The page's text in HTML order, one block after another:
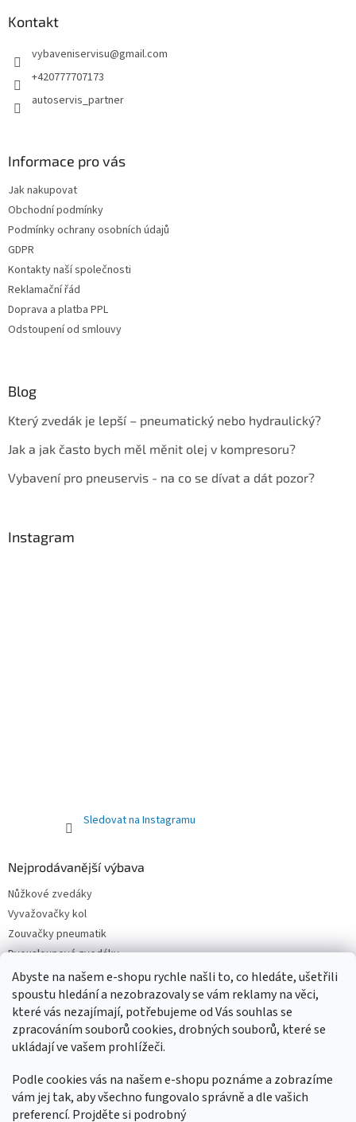
Abyste na našem e-shopu rychle našli to, co hledáte, ušetřili
spoustu hledání a nezobrazovaly se vám reklamy na věci,
které vás nezajímají, potřebujeme od Vás souhlas se
zpracováním souborů cookies, drobných souborů, které se
ukládají ve vašem prohlížeči.
Podle cookies vás na našem e-shopu poznáme a zobrazíme
vám jej tak, aby všechno fungovalo správně a dle vašich
preferencí. Projděte si podrobný
Kontakt
vybaveniservisu@gmail.com
+420777707173
autoservis_partner
Informace pro vás
Jak nakupovat
Obchodní podmínky
Podmínky ochrany osobních údajů
GDPR
Kontakty naší společnosti
Reklamační řád
Doprava a platba PPL
Odstoupení od smlouvy
Blog
Který zvedák je lepší – pneumatický nebo hydraulický?
Jak a jak často bych měl měnit olej v kompresoru?
Vybavení pro pneuservis - na co se dívat a dát pozor?
Instagram
Sledovat na Instagramu
Nejprodávanější výbava
Nůžkové zvedáky
Vyvažovačky kol
Zouvačky pneumatik
Dvousloupové zvedáky
Pneuservisní sety
Čtyřsloupové zvedáky
Jednosloupové zvedáky